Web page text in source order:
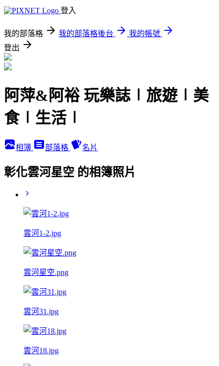
登入
我的部落格 我的部落格後台
我的帳號
登出
阿萍&阿裕 玩樂誌∣旅遊∣美
食∣生活∣
相簿 部落格 名片
彰化雲河星空 的相簿照片
雲河1-2.jpg
雲河星空.png
雲河31.jpg
雲河18.jpg